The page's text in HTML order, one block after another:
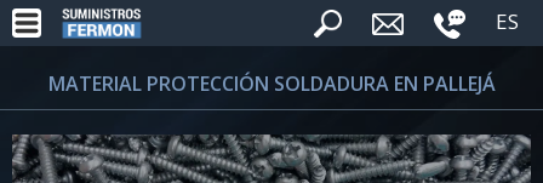
ES
MATERIAL PROTECCIÓN SOLDADURA EN PALLEJÁ